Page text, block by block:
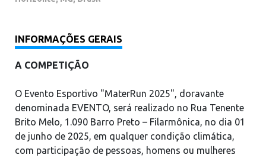
INFORMAÇÕES GERAIS
A COMPETIÇÃO
O Evento Esportivo "MaterRun 2025", doravante
denominada EVENTO, será realizado no Rua Tenente
Brito Melo, 1.090 Barro Preto – Filarmônica, no dia 01
de junho de 2025, em qualquer condição climática,
com participação de pessoas, homens ou mulheres